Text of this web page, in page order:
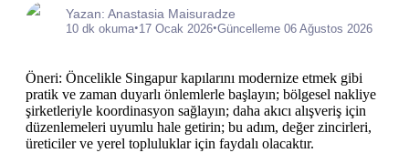
Yazan: Anastasia Maisuradze
10 dk okuma•17 Ocak 2026•Güncelleme 06 Ağustos 2026
Öneri: Öncelikle Singapur kapılarını modernize etmek gibi
pratik ve zaman duyarlı önlemlerle başlayın; bölgesel nakliye
şirketleriyle koordinasyon sağlayın; daha akıcı alışveriş için
düzenlemeleri uyumlu hale getirin; bu adım, değer zincirleri,
üreticiler ve yerel topluluklar için faydalı olacaktır.